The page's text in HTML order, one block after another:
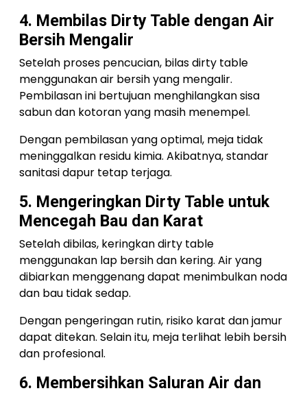
4. Membilas Dirty Table dengan Air
Bersih Mengalir
Setelah proses pencucian, bilas dirty table
menggunakan air bersih yang mengalir.
Pembilasan ini bertujuan menghilangkan sisa
sabun dan kotoran yang masih menempel.
Dengan pembilasan yang optimal, meja tidak
meninggalkan residu kimia. Akibatnya, standar
sanitasi dapur tetap terjaga.
5. Mengeringkan Dirty Table untuk
Mencegah Bau dan Karat
Setelah dibilas, keringkan dirty table
menggunakan lap bersih dan kering. Air yang
dibiarkan menggenang dapat menimbulkan noda
dan bau tidak sedap.
Dengan pengeringan rutin, risiko karat dan jamur
dapat ditekan. Selain itu, meja terlihat lebih bersih
dan profesional.
6. Membersihkan Saluran Air dan